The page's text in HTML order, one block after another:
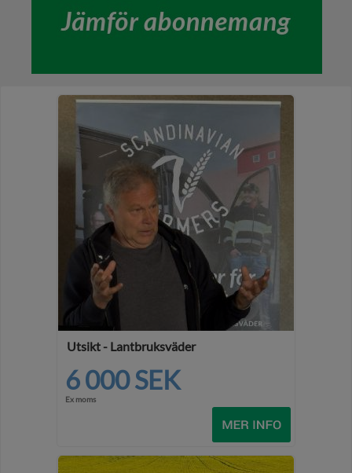
Utsikt - Lantbruksväder
6 000 SEK
Ex moms